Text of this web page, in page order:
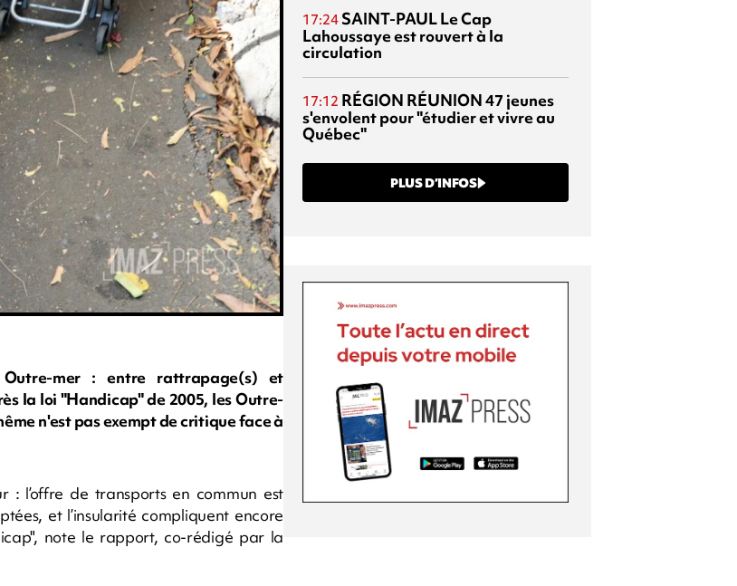
mer : entre rattrapage(s) et
la loi "Handicap" de 2005, les Outre-
n'est pas exempt de critique face à
: l’offre de transports en commun est
et l’insularité compliquent encore
note le rapport, co-rédigé par la
17:24 SAINT-PAULLe Cap
Lahoussaye est rouvert à la
circulation
17:12 RÉGION RÉUNION47 jeunes
s'envolent pour "étudier et vivre au
Québec"
PLUS D’INFOS